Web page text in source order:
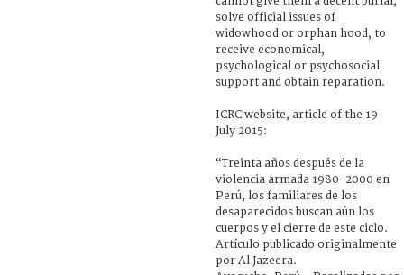
solve official issues of
widowhood or orphan hood, to
receive economical,
psychological or psychosocial
support and obtain reparation.
ICRC website, article of the 19
July 2015:
“Treinta años después de la
violencia armada 1980-2000 en
Perú, los familiares de los
desaparecidos buscan aún los
cuerpos y el cierre de este ciclo.
Artículo publicado originalmente
por Al Jazeera.